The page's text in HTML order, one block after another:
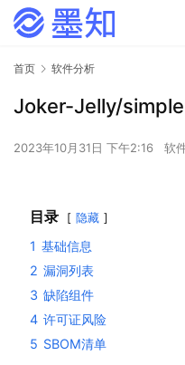
首页 软件分析
Joker-Jelly/
2023年10月31日 下午2:16 软
目录 隐藏
1 基础信息
2 漏洞列表
3 缺陷组件
4 许可证风险
5 SBOM清单